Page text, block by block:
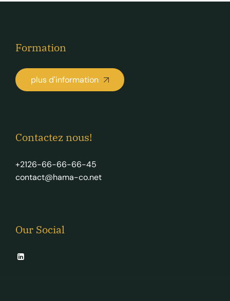
Formation
plus d'information
Contactez nous!
+2126-66-66-66-45
contact@hama-co.net
Our Social